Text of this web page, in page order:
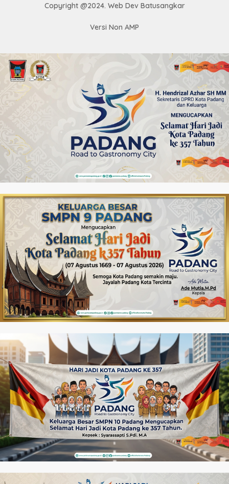
Copyright @2024. Web Dev Batusangkar
Versi Non AMP